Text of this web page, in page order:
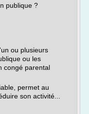
publique ?
ou plusieurs
ou les
congé parental
permet au
son activité...